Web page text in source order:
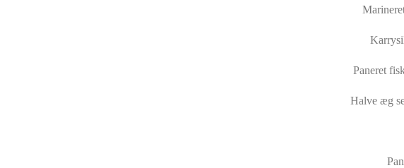
Paneret
Halve æg